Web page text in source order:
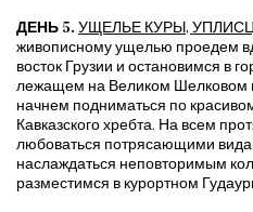
ДЕНЬ 5. УЩЕЛЬЕ КУРЫ,
живописному ущелью проедем
восток Грузии и остановимся в
лежащем на Великом Шелковом
начнем подниматься по
Кавказского хребта. На всем
любоваться потрясающими
наслаждаться неповторимым
разместимся в курортном